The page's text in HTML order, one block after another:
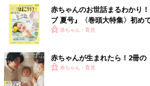
赤ちゃんのお世話まるわかり
ブ 夏号』〈巻頭大特集〉初め
く！ おっぱい・ミルクの基本
赤ちゃん・育児
赤ちゃんが生まれたら！2冊の
赤ちゃん・育児